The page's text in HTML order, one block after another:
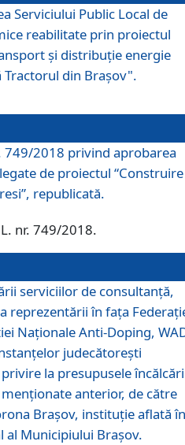
Serviciului Public Local de
reabilitate prin proiectul
şi distribuţie energie
din Braşov".
749/2018 privind aprobarea
de proiectul “Construire
republicată.
nr. 749/2018.
serviciilor de consultanță,
reprezentării în fața
Naționale Anti-Doping,
judecătorești
la presupusele
anterior, de către
Braşov, instituție aflată în
al Municipiului Brașov.